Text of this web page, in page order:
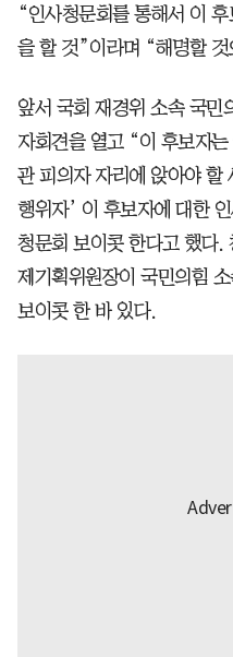
“인사청문회를 통해서 이
을 할 것”이라며 “해명할
앞서 국회 재경위 소속 국민
자회견을 열고 “이 후보자
관 피의자 자리에 앉아야 할
행위자’ 이 후보자에 대한
청문회 보이콧 한다고 했다.
제기획위원장이 국민의힘
보이콧 한 바 있다.